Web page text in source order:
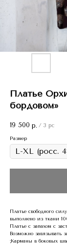
Платье
бордовом»
19 500 р. / 3 pc
Размер
Платье свободного
выполнено из ткани
Платье с запахом с
Возможно завязывать
;Карманы в боковых